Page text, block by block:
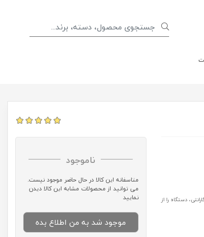
دستگاه را از
ناموجود
متاسفانه این کالا در حال حاضر موجود نیست.
می توانید از محصولات مشابه این کالا دیدن
نمایید
موجود شد به من اطلاع بده